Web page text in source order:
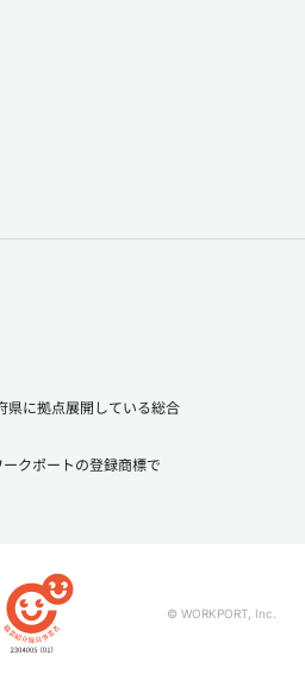
県に拠点展開している総合
ークポートの登録商標で
© WORKPORT, Inc.